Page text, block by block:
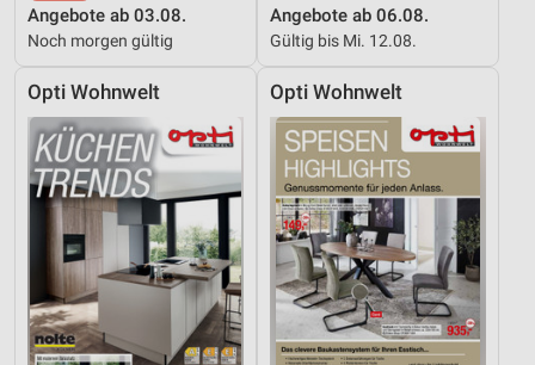
Angebote ab 03.08.
Noch morgen gültig
Angebote ab 06.08.
Gültig bis Mi. 12.08.
Opti Wohnwelt Opti Wohnwelt